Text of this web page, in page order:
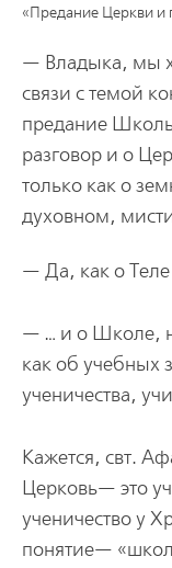
«Предание Церкви
— Владыка, мы
связи с темой
предание
разговор и о
только как о
духовном,
— Да, как о
— … и о Школе,
как об учебных
ученичества,
Кажется, свт.
Церковь— это
ученичество у
понятие—